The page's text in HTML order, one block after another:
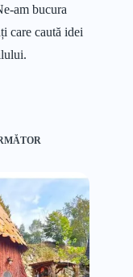
am bucura
care caută idei